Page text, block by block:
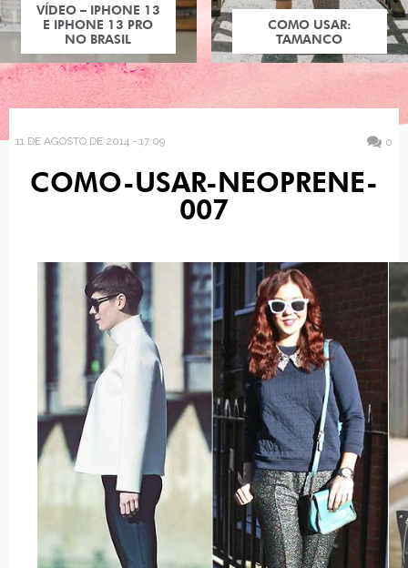
VÍDEO – IPHONE 13
E IPHONE 13 PRO
NO BRASIL
COMO USAR:
TAMANCO
11 DE AGOSTO DE 2014 - 17:09 0
COMO-USAR-NEOPRENE-
007